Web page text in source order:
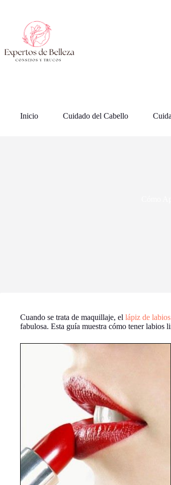
contenido
Inicio Cuidado del Cabello
Cuando se trata de maquillaje, el lápiz de labios
fabulosa. Esta guía muestra cómo tener labios